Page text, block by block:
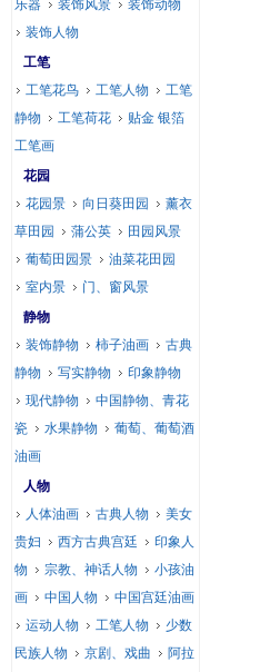
乐器 装饰风景
装饰动物
装饰人物
工笔
工笔花鸟
工笔人物
工笔
静物
工笔荷花
贴金 银箔
工笔画
花园
花园景
向日葵田园
薰衣
草田园
蒲公英
田园风景
葡萄田园景
油菜花田园
室内景
门、窗风景
静物
装饰静物
柿子油画
古典
静物
写实静物
印象静物
现代静物
中国静物、青花
瓷
水果静物
葡萄、葡萄酒
油画
人物
人体油画
古典人物
美女
贵妇
西方古典宫廷
印象人
物
宗教、神话人物
小孩油
画
中国人物
中国宫廷油画
运动人物
工笔人物
少数
民族人物
京剧、戏曲
阿拉